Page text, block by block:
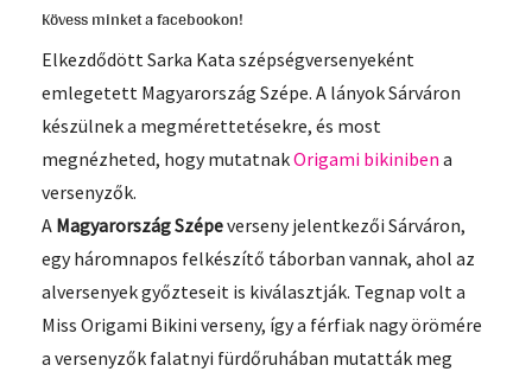
Kövess minket a facebookon!
Elkezdődött Sarka Kata szépségversenyeként
emlegetett Magyarország Szépe. A lányok Sárváron
készülnek a megmérettetésekre, és most
megnézheted, hogy mutatnakOrigami bikiniben a
versenyzők.
A Magyarország Szépeverseny jelentkezői Sárváron,
egy háromnapos felkészítő táborban vannak, ahol az
alversenyek győzteseit is kiválasztják. Tegnap volt a
Miss Origami Bikini verseny, így a férfiak nagy örömére
a versenyzők falatnyi fürdőruhában mutatták meg